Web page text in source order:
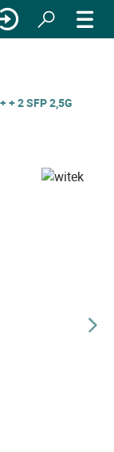
+ 2 SFP 2,5G